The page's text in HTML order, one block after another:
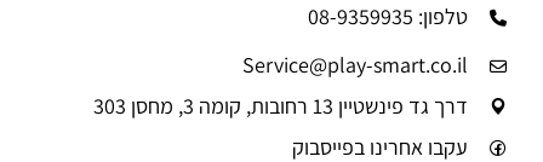
טלפון: 08-9359935
Service@play-smart.co.il
דרך גד פינשטיין 13 רחובות, קומה 3, מחסן 303
עקבו אחרינו בפייסבוק